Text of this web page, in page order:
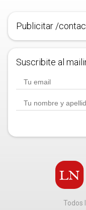
Publicitar /
Suscribite al
Todos